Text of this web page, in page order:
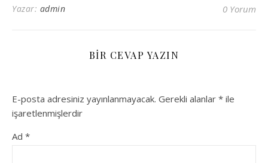
Yazar: admin 0 Yorum
BIR CEVAP YAZIN
E-posta adresiniz yayınlanmayacak. Gerekli alanlar * ile
işaretlenmişlerdir
Ad *